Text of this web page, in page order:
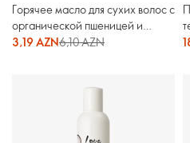
Горячее масло для сухих волос с
органической пшеницей и
кокосом Love Nature
3,19 AZN6,10 AZN